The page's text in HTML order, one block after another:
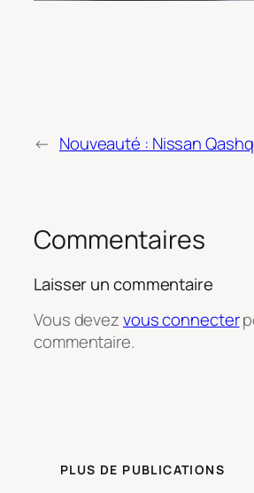
← Nouveauté : Nissan
Commentaires
Laisser un commentaire
Vous devezvous connecter
commentaire.
PLUS DE PUBLICATIONS